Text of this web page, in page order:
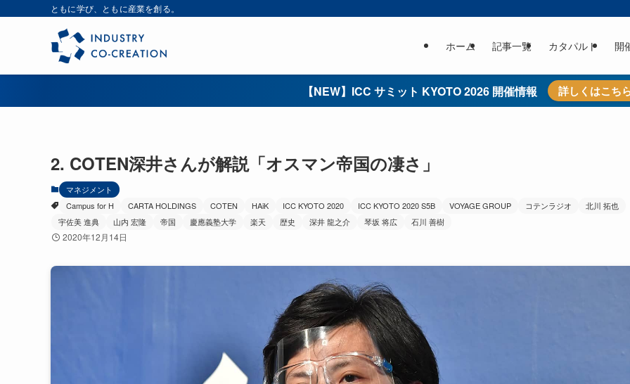
ともに学び、ともに産業を創る。
ホーム 記事一覧 カタパルト 開
【NEW】ICC サミット KYOTO 2026 開催情報 詳しくはこち
2. COTEN深井さんが解説「オスマン帝国の凄さ」
マネジメント
Campus for H
CARTA HOLDINGS COTEN HAiK ICC KYOTO 2020 ICC KYOTO 2020 S5B VOYAGE GROUP コテンラジオ
北川 拓也
宇佐美 進典
山内 宏隆 帝国 慶應義塾大学 楽天 歴史 深井 龍之介 琴坂 将広 石川 善樹
2020年12月14日